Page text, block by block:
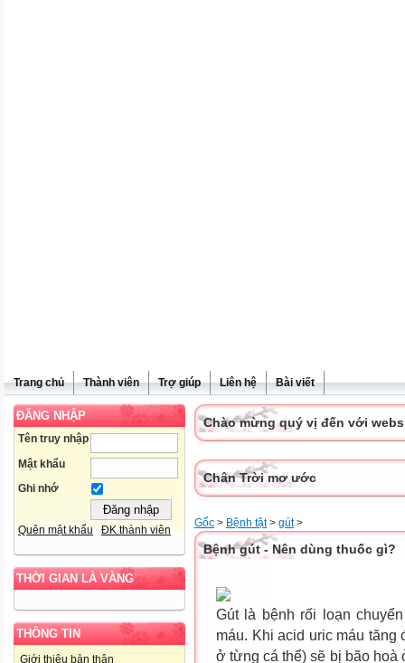
Trang chủ Thành viên Trợ giúp Liên hệ Bài viết
ĐĂNG NHẬP
Tên truy nhập
Mật khẩu
Ghi nhớ
Quên mật khẩu ĐK thành viên
THỜI GIAN LÀ VÀNG
THÔNG TIN
Giới thiệu bản thân
Chào mừng quý vị đến với
Chân Trời mơ ước
Gốc > Bệnh tật> gút>
Bệnh gút - Nên dùng thuốc gì?
Gút là bệnh rối loạn
máu. Khi acid uric máu tăng
ở từng cá thể) sẽ bị bão hoà